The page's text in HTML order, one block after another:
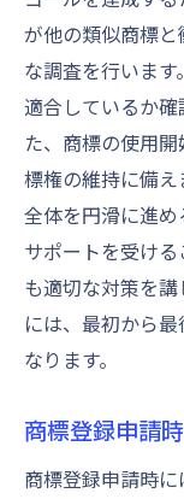
が他の類似商標
な調査を行いま
適合しているか
た、商標の使用
標権の維持に備
全体を円滑に進
サポートを受け
も適切な対策を
には、最初から
なります。
商標登録申請
商標登録申請時